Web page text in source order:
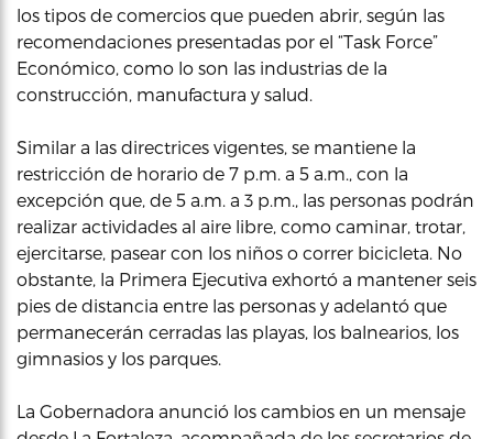
los tipos de comercios que pueden abrir, según las
recomendaciones presentadas por el “Task Force”
Económico, como lo son las industrias de la
construcción, manufactura y salud.
Similar a las directrices vigentes, se mantiene la
restricción de horario de 7 p.m. a 5 a.m., con la
excepción que, de 5 a.m. a 3 p.m., las personas podrán
realizar actividades al aire libre, como caminar, trotar,
ejercitarse, pasear con los niños o correr bicicleta. No
obstante, la Primera Ejecutiva exhortó a mantener seis
pies de distancia entre las personas y adelantó que
permanecerán cerradas las playas, los balnearios, los
gimnasios y los parques.
La Gobernadora anunció los cambios en un mensaje